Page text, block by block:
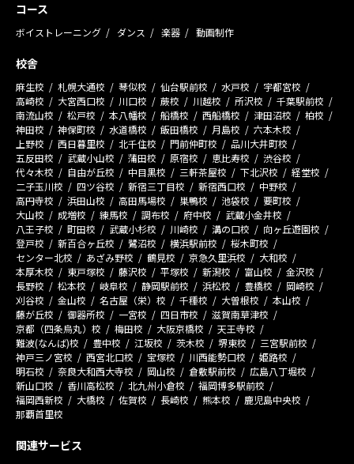
コース
ボイストレーニング ダンス 楽器 動画制作
校舎
麻生校 札幌大通校 琴似校 仙台駅前校 水戸校
宇都宮校
高崎校
大宮西口校 川口校 蕨校 川越校 所沢校
千葉駅前校
南流山校
松戸校 本八幡校 船橋校 西船橋校 津田沼校
柏校
神田校
神保町校 水道橋校 飯田橋校 月島校
六本木校
上野校
西日暮里校 北千住校 門前仲町校
品川大井町校
五反田校
武蔵小山校 蒲田校 原宿校 恵比寿校
渋谷校
代々木校
自由が丘校 中目黒校 三軒茶屋校 下北沢校
経堂校
二子玉川校
四ツ谷校 新宿三丁目校 新宿西口校
中野校
高円寺校
浜田山校 高田馬場校 巣鴨校 池袋校
要町校
大山校
成増校 練馬校 調布校 府中校
武蔵小金井校
八王子校
町田校 武蔵小杉校 川崎校 溝の口校
向ヶ丘遊園校
登戸校
新百合ヶ丘校 鷺沼校 横浜駅前校
桜木町校
センター北校
あざみ野校 鶴見校 京急久里浜校
大和校
本厚木校
東戸塚校 藤沢校 平塚校 新潟校 富山校
金沢校
長野校
松本校 岐阜校 静岡駅前校 浜松校 豊橋校
岡崎校
刈谷校
金山校 名古屋（栄）校 千種校 大曽根校
本山校
藤が丘校
御器所校 一宮校 四日市校
滋賀南草津校
京都（四条烏丸）校
梅田校 大阪京橋校
天王寺校
難波(なんば)校
豊中校 江坂校 茨木校 堺東校
三宮駅前校
神戸三ノ宮校
西宮北口校 宝塚校 川西能勢口校
姫路校
明石校
奈良大和西大寺校 岡山校 倉敷駅前校
広島八丁堀校
新山口校
香川高松校 北九州小倉校
福岡博多駅前校
福岡西新校
大橋校 佐賀校 長崎校 熊本校
鹿児島中央校
那覇首里校
関連サービス